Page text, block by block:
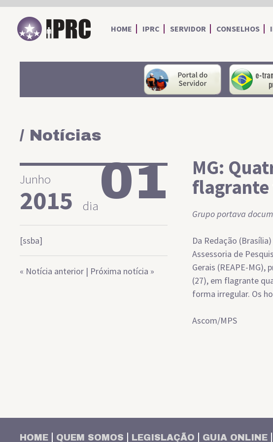
IPRC
HOME IPRC SERVIDOR CONSELHOS
portal do
/ Notícias
Junho
2015 dia01
[ssba]
« Notícia anterior | Próxima notícia »
MG:
flagrante
Grupo portava
Da Redação
Assessoria de
Gerais (REAPE-
(27), em flagrante
forma irregular. Os
Ascom/MPS
HOME QUEM SOMOS LEGISLAÇÃO GUIA ONLINE